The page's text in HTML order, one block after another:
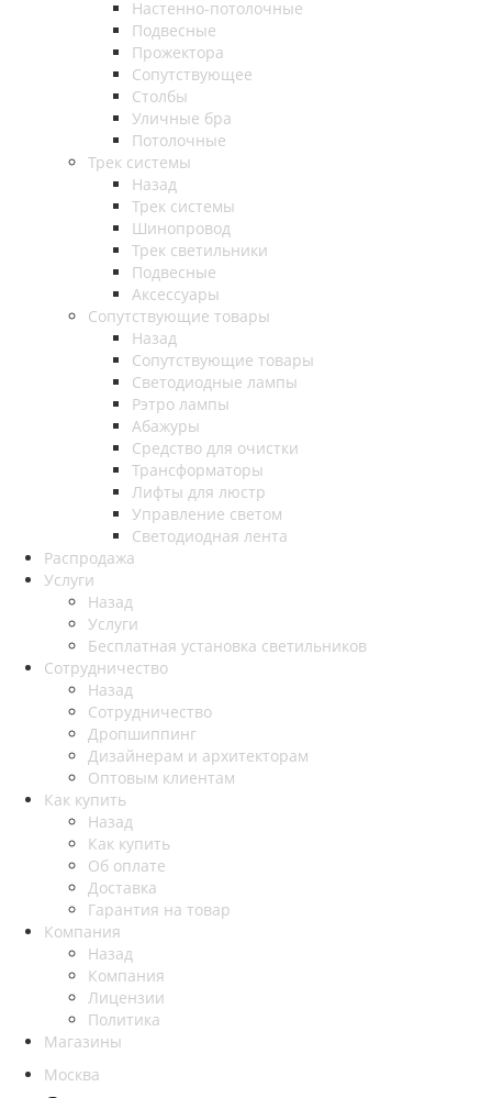
Настенно-потолочные
Подвесные
Прожектора
Сопутствующее
Столбы
Уличные бра
Потолочные
Трек системы
Назад
Трек системы
Шинопровод
Трек светильники
Подвесные
Аксессуары
Сопутствующие товары
Назад
Сопутствующие товары
Светодиодные лампы
Рэтро лампы
Абажуры
Средство для очистки
Трансформаторы
Лифты для люстр
Управление светом
Светодиодная лента
Распродажа
Услуги
Назад
Услуги
Бесплатная установка светильников
Сотрудничество
Назад
Сотрудничество
Дропшиппинг
Дизайнерам и архитекторам
Оптовым клиентам
Как купить
Назад
Как купить
Об оплате
Доставка
Гарантия на товар
Компания
Назад
Компания
Лицензии
Политика
Магазины
Москва